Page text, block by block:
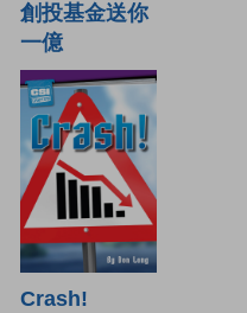
創投基金送你
一億
Crash!